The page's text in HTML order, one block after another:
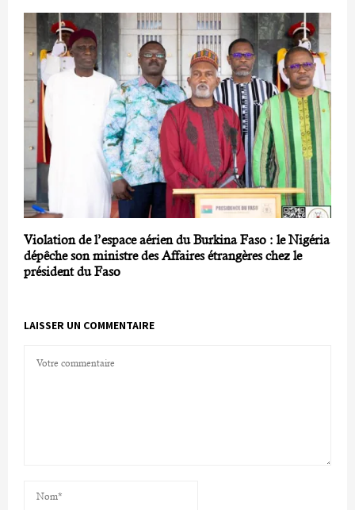
Violation de l’espace aérien du Burkina Faso : le Nigéria
dépêche son ministre des Affaires étrangères chez le
président du Faso
LAISSER UN COMMENTAIRE